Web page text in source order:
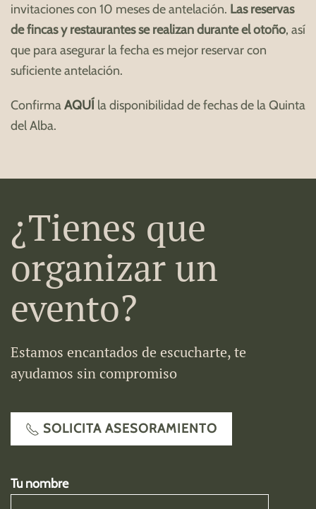
invitaciones con 10 meses de antelación. Las reservas
de fincas y restaurantes se realizan durante el otoño, así
que para asegurar la fecha es mejor reservar con
suficiente antelación.
ConfirmaAQUÍ la disponibilidad de fechas de la Quinta
del Alba.
¿Tienes que
organizar un
evento?
Estamos encantados de escucharte, te
ayudamos sin compromiso
SOLICITA ASESORAMIENTO
Tu nombre